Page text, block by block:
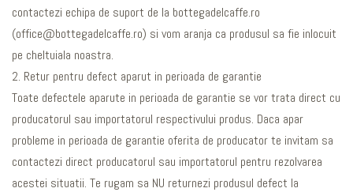
contactezi echipa de suport de la bottegadelcaffe.ro
(office@bottegadelcaffe.ro) si vom aranja ca produsul sa fie inlocuit
pe cheltuiala noastra.
2. Retur pentru defect aparut in perioada de garantie
Toate defectele aparute in perioada de garantie se vor trata direct cu
producatorul sau importatorul respectivului produs. Daca apar
probleme in perioada de garantie oferita de producator te invitam sa
contactezi direct producatorul sau importatorul pentru rezolvarea
acestei situatii. Te rugam sa NU returnezi produsul defect la